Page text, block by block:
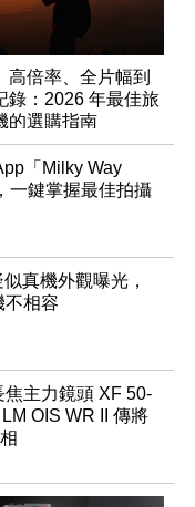
高倍率、全片幅到
錄：2026 年最佳旅
的選購指南
「Milky Way
一鍵掌握最佳拍攝
真機外觀曝光，
不相容
主力鏡頭 XF 50-
OIS WR II 傳將